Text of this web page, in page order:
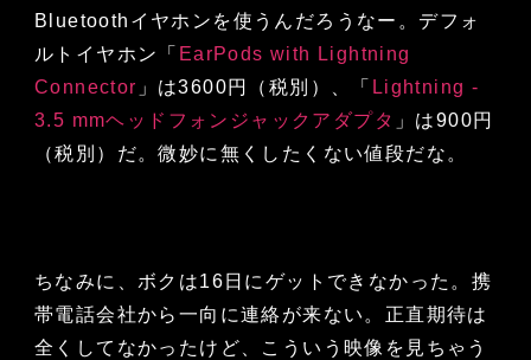
Bluetoothイヤホンを使うんだろうなー。デフォ
ルトイヤホン「 EarPods with Lightning
Connector 」は3600円（税別）、「
Lightning -
3.5 mmヘッドフォンジャックアダプタ 」は900円
（税別）だ。微妙に無くしたくない値段だな。
ちなみに、ボクは16日にゲットできなかった。携
帯電話会社から一向に連絡が来ない。正直期待は
全くしてなかったけど、こういう映像を見ちゃう